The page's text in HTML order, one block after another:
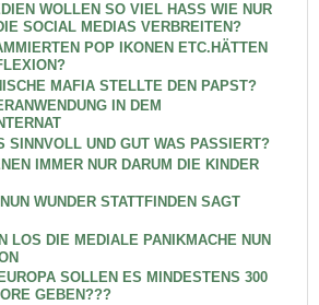
WOLLEN SO VIEL HASS WIE NUR
SOCIAL MEDIAS VERBREITEN?
POP IKONEN ETC.HÄTTEN
MAFIA STELLTE DEN PAPST?
IN DEM
SINNVOLL UND GUT WAS PASSIERT?
IMMER NUR DARUM DIE KINDER
WUNDER STATTFINDEN SAGT
LOS DIE MEDIALE PANIKMACHE NUN
SOLLEN ES MINDESTENS 300
GEBEN???